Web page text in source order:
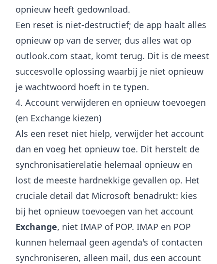
opnieuw heeft gedownload.
Een reset is niet-destructief; de app haalt alles
opnieuw op van de server, dus alles wat op
outlook.com staat, komt terug. Dit is de meest
succesvolle oplossing waarbij je niet opnieuw
je wachtwoord hoeft in te typen.
4. Account verwijderen en opnieuw toevoegen
(en Exchange kiezen)
Als een reset niet hielp, verwijder het account
dan en voeg het opnieuw toe. Dit herstelt de
synchronisatierelatie helemaal opnieuw en
lost de meeste hardnekkige gevallen op. Het
cruciale detail dat Microsoft benadrukt: kies
bij het opnieuw toevoegen van het account
Exchange, niet IMAP of POP. IMAP en POP
kunnen helemaal geen agenda's of contacten
synchroniseren, alleen mail, dus een account